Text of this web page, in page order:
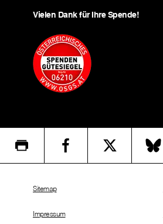
Vielen Dank für Ihre Spende!
Sitemap
Impressum